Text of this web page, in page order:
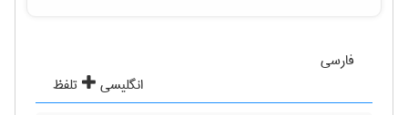
فارسی
انگلیسی
تلفظ